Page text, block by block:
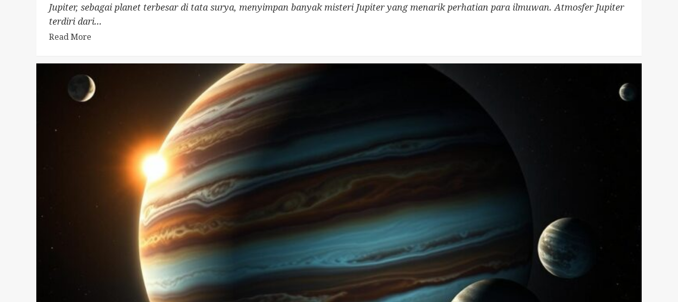
Jupiter, sebagai planet terbesar di tata surya, menyimpan banyak misteri Jupiter yang menarik perhatian para ilmuwan. Atmosfer Jupiter
terdiri dari...
Read More